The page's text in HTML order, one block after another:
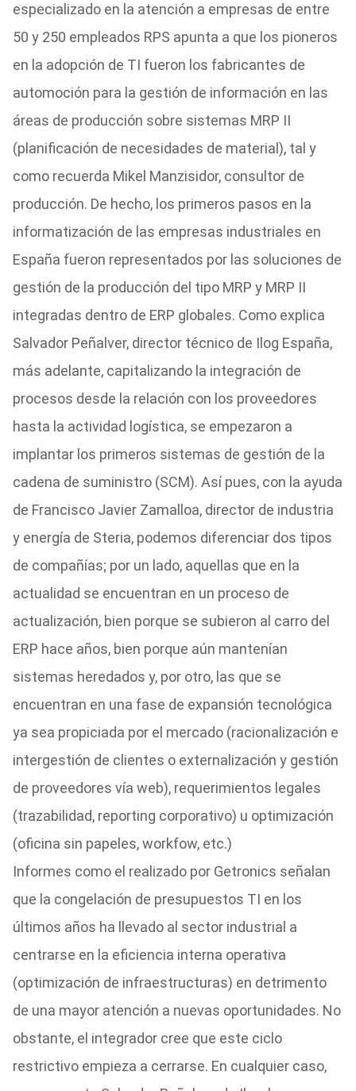
especializado en la atención a empresas de entre
50 y 250 empleados RPS apunta a que los pioneros
en la adopción de TI fueron los fabricantes de
automoción para la gestión de información en las
áreas de producción sobre sistemas MRP II
(planificación de necesidades de material), tal y
como recuerda Mikel Manzisidor, consultor de
producción. De hecho, los primeros pasos en la
informatización de las empresas industriales en
España fueron representados por las soluciones de
gestión de la producción del tipo MRP y MRP II
integradas dentro de ERP globales. Como explica
Salvador Peñalver, director técnico de Ilog España,
más adelante, capitalizando la integración de
procesos desde la relación con los proveedores
hasta la actividad logística, se empezaron a
implantar los primeros sistemas de gestión de la
cadena de suministro (SCM). Así pues, con la ayuda
de Francisco Javier Zamalloa, director de industria
y energía de Steria, podemos diferenciar dos tipos
de compañías; por un lado, aquellas que en la
actualidad se encuentran en un proceso de
actualización, bien porque se subieron al carro del
ERP hace años, bien porque aún mantenían
sistemas heredados y, por otro, las que se
encuentran en una fase de expansión tecnológica
ya sea propiciada por el mercado (racionalización e
intergestión de clientes o externalización y gestión
de proveedores vía web), requerimientos legales
(trazabilidad, reporting corporativo) u optimización
(oficina sin papeles, workfow, etc.)
Informes como el realizado por Getronics señalan
que la congelación de presupuestos TI en los
últimos años ha llevado al sector industrial a
centrarse en la eficiencia interna operativa
(optimización de infraestructuras) en detrimento
de una mayor atención a nuevas oportunidades. No
obstante, el integrador cree que este ciclo
restrictivo empieza a cerrarse. En cualquier caso,